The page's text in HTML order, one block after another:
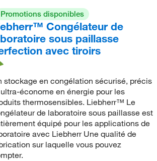
Promotions disponibles
Congélateur de
sous paillasse
avec tiroirs
stockage en congélation sécurisé, précis
économe en énergie pour les
thermosensibles. Liebherr™ Le
de laboratoire sous paillasse est
équipé pour les applications de
avec Liebherr Une qualité de
sur laquelle vous pouvez